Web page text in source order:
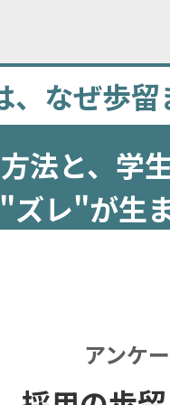
、なぜ歩留
法と、 学
"ズレ"が生
アンケ